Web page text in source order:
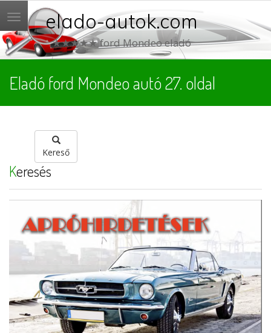
Menü elado-autok.com
★★★★★ ford Mondeo eladó
Eladó ford Mondeo autó 27. oldal
Kereső
Keresés